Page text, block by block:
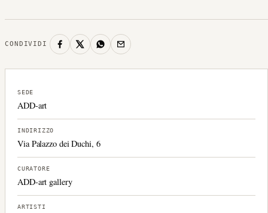
CONDIVIDI
SEDE
ADD-art
INDIRIZZO
Via Palazzo dei Duchi, 6
CURATORE
ADD-art gallery
ARTISTI